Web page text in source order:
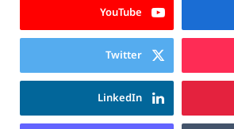
YouTube
Twitter
LinkedIn